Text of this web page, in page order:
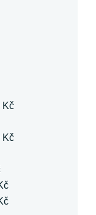
Kč
Kč